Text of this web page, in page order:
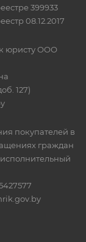
399933
08.12.2017
юристу ООО
127)
покупателей в
граждан